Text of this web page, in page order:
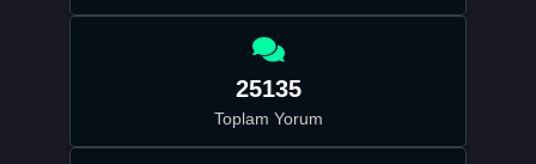
25135
Toplam Yorum